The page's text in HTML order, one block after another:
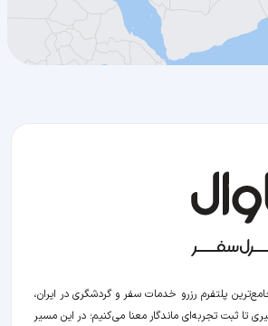
پلتفرم رزرو خدمات سفر و گردشگری در ایران،
تا ثبت تجربه‌ای ماندگار معنا می‌کنیم؛ در این مسیر‍